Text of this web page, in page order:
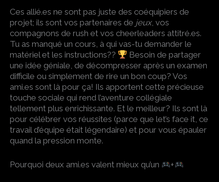
Ces allié.es ne sont pas juste des coéquipiers de
projet; ils sont vos partenaires de jeux, vos
compagnons de rush et vos cheerleaders attitré.es.
Tu as manqué un cours, à qui vas-tu demander le
matériel et les instructions??
Besoin de partager
une idée géniale, de décompresser après un examen
difficile ou simplement de rire un bon coup? Vos
ami.es sont là pour ça! Ils apportent cette précieuse
touche sociale qui rend l’aventure collégiale
tellement plus enrichissante. Et le meilleur? Ils sont là
pour célébrer vos réussites (parce que let’s face it, ce
travail d’équipe était légendaire) et pour vous épauler
quand la pression monte.
Pourquoi deux ami.es valent mieux qu’un +